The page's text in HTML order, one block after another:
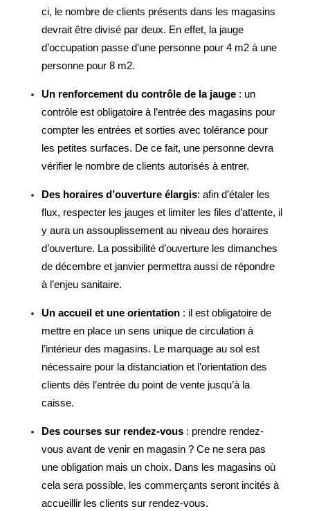
ci, le nombre de clients présents dans les magasins
devrait être divisé par deux. En effet, la jauge
d’occupation passe d’une personne pour 4 m2 à une
personne pour 8 m2.
Un renforcement du contrôle de la jauge : un
contrôle est obligatoire à l’entrée des magasins pour
compter les entrées et sorties avec tolérance pour
les petites surfaces. De ce fait, une personne devra
vérifier le nombre de clients autorisés à entrer.
Des horaires d’ouverture élargis: afin d’étaler les
flux, respecter les jauges et limiter les files d’attente, il
y aura un assouplissement au niveau des horaires
d’ouverture. La possibilité d’ouverture les dimanches
de décembre et janvier permettra aussi de répondre
à l’enjeu sanitaire.
Un accueil et une orientation : il est obligatoire de
mettre en place un sens unique de circulation à
l’intérieur des magasins. Le marquage au sol est
nécessaire pour la distanciation et l’orientation des
clients dès l’entrée du point de vente jusqu’à la
caisse.
Des courses sur rendez-vous : prendre rendez-
vous avant de venir en magasin ? Ce ne sera pas
une obligation mais un choix. Dans les magasins où
cela sera possible, les commerçants seront incités à
accueillir les clients sur rendez-vous.